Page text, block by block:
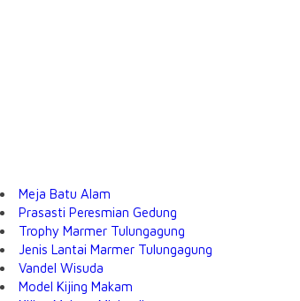
Meja Batu Alam
Prasasti Peresmian Gedung
Trophy Marmer Tulungagung
Jenis Lantai Marmer Tulungagung
Vandel Wisuda
Model Kijing Makam